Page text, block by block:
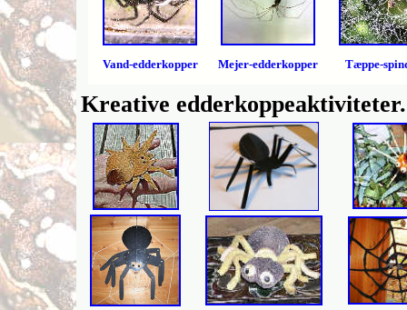
Vand-edderkopper Mejer-edderkopper Tæppe-
Kreative